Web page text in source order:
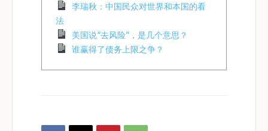
李瑞秋：中国民众对世界和本国的看
法
美国说“去风险”，是几个意思？
谁赢得了债务上限之争？